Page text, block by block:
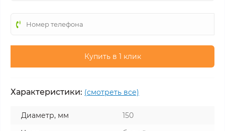
Купить в 1 клик
Характеристики: (смотреть все)
Диаметр, мм
150